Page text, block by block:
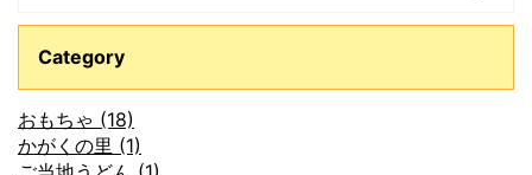
Category
おもちゃ (18)
かがくの里 (1)